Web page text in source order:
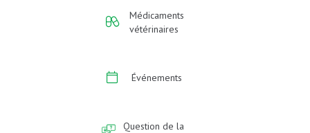
Médicaments
vétérinaires
Événements
Question de la